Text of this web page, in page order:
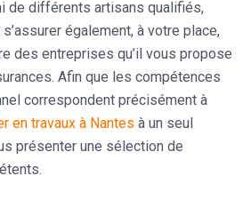
de différents artisans qualifiés,
s’assurer également, à votre place,
des entreprises qu’il vous propose
Afin que les compétences
correspondent précisément à
en travaux à Nantes à un seul
présenter une sélection de